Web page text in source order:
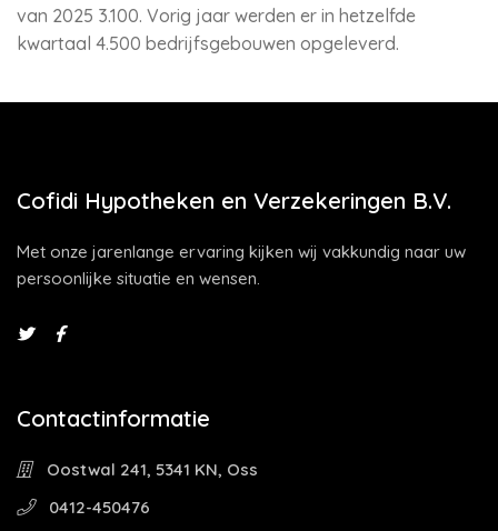
van 2025 3.100. Vorig jaar werden er in hetzelfde
kwartaal 4.500 bedrijfsgebouwen opgeleverd.
Cofidi Hypotheken en Verzekeringen B.V.
Met onze jarenlange ervaring kijken wij vakkundig naar uw
persoonlijke situatie en wensen.
Contactinformatie
Oostwal 241, 5341 KN, Oss
0412-450476